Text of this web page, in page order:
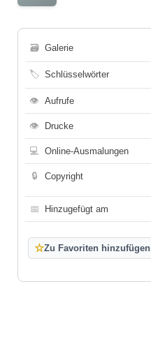
🗃 Galerie
🏷 Schlüsselwörter
👁 Aufrufe
👁 Drucke
💻 Online-Ausmalungen
🔒 Copyright
📅 Hinzugefügt am
☆Zu Favoriten hinzufügen